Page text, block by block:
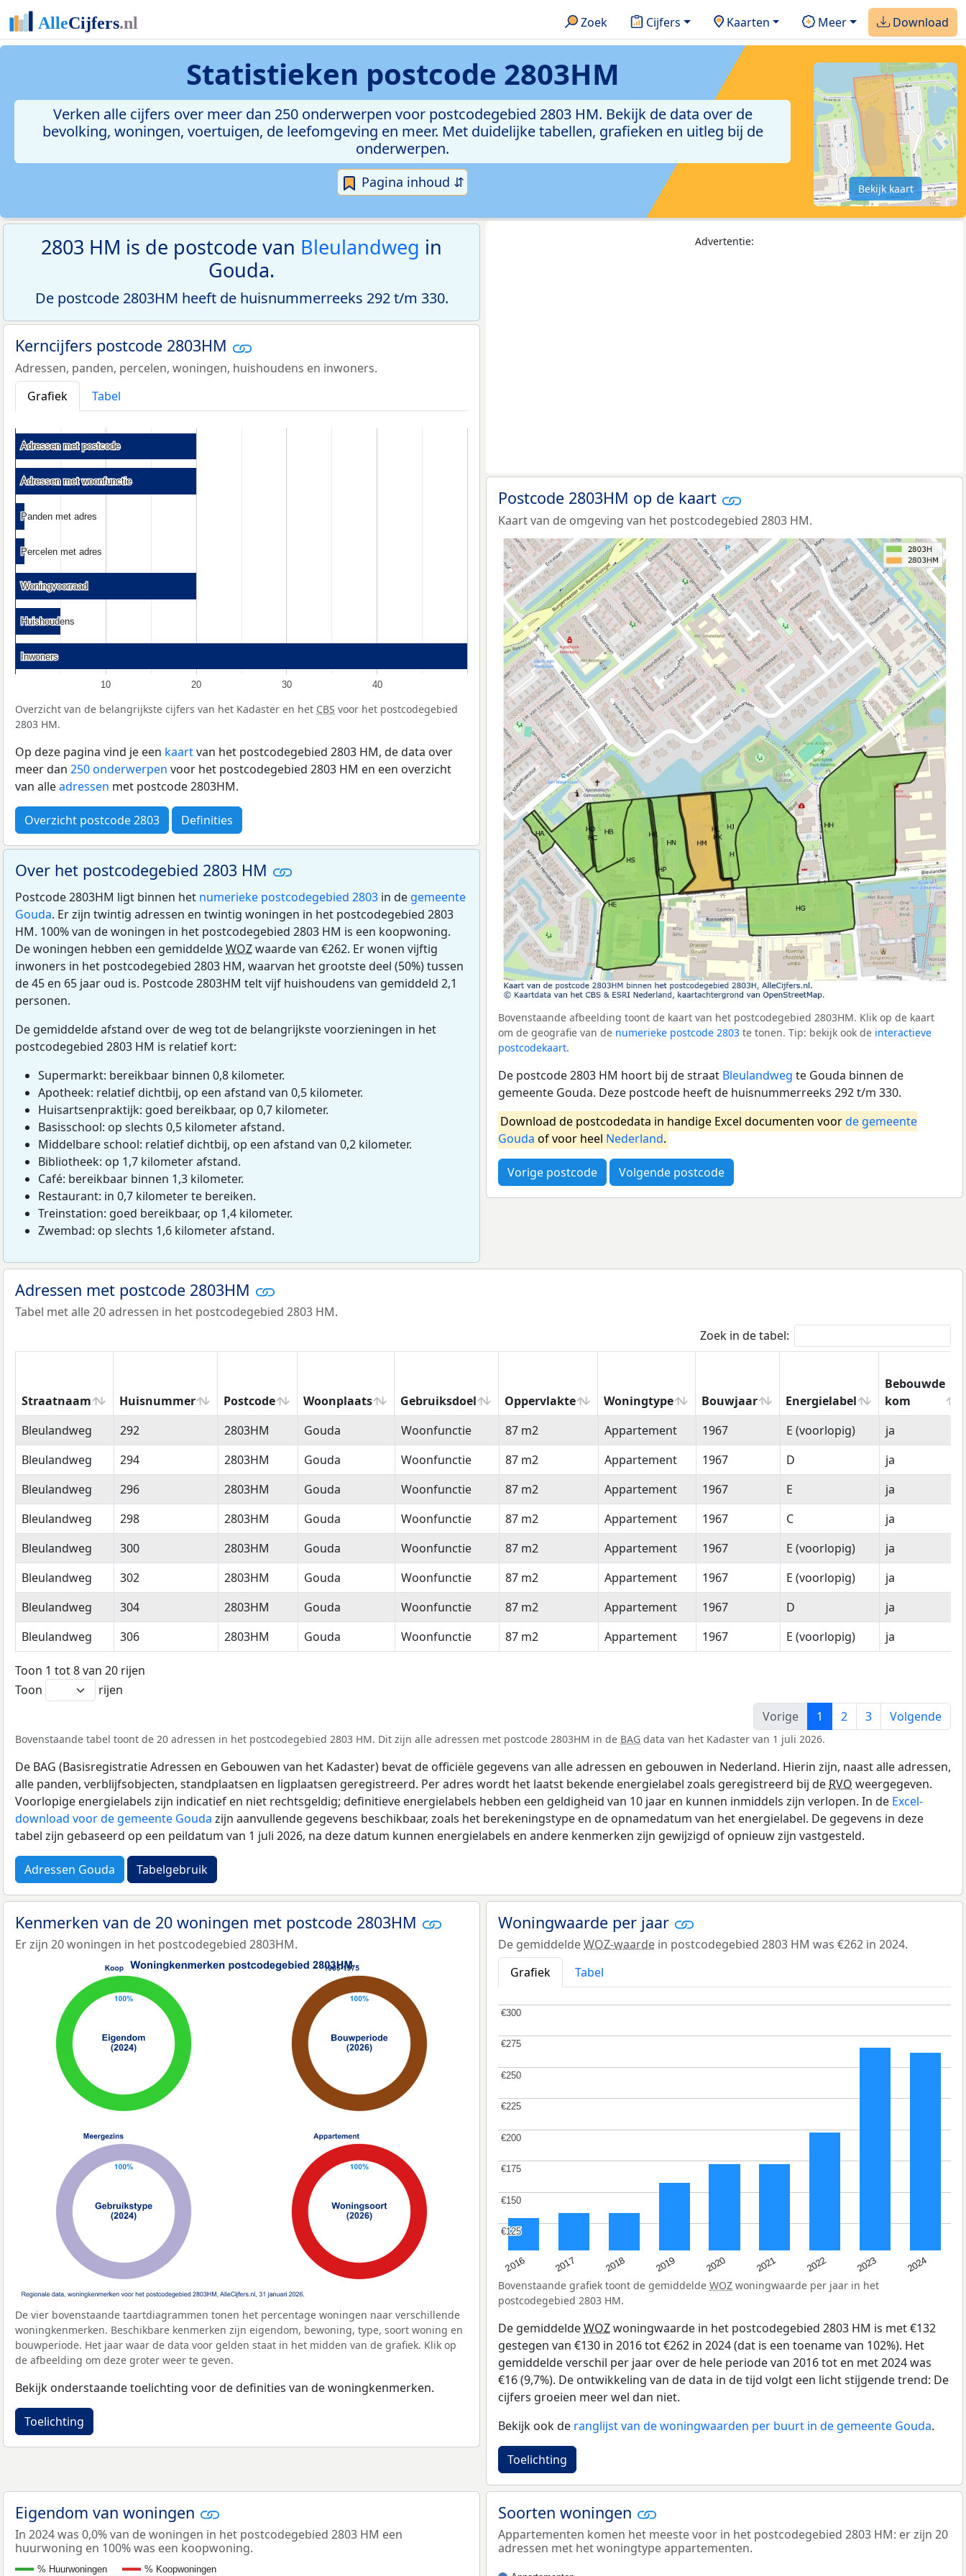
Zoek Cijfers Kaarten Meer Download
Statistieken postcode 2803HM
Verken alle cijfers over meer dan 250 onderwerpen voor postcodegebied 2803 HM. Bekijk de data over de
bevolking, woningen, voertuigen, de leefomgeving en meer. Met duidelijke tabellen, grafieken en uitleg bij de
onderwerpen.
Pagina inhoud ⇵ Bekijk kaart
2803 HM is de postcode van Bleulandweg in
Gouda.
De postcode 2803HM heeft de huisnummerreeks 292 t/m 330.
Kerncijfers postcode 2803HM
Adressen, panden, percelen, woningen, huishoudens en inwoners.
Grafiek
Tabel
10 20 30 40
Adressen met postcode
Adressen met postcode
Adressen met woonfunctie
Adressen met woonfunctie
Panden met adres
Panden met adres
Percelen met adres
Percelen met adres
Woningvoorraad
Woningvoorraad
Huishoudens
Huishoudens
Inwoners
Inwoners
Overzicht van de belangrijkste cijfers van het Kadaster en het CBS voor het postcodegebied
2803 HM.
Op deze pagina vind je een kaartvan het postcodegebied 2803 HM, de data over
meer dan 250 onderwerpen voor het postcodegebied 2803 HM en een overzicht
van alleadressen met postcode 2803HM.
Overzicht postcode 2803 Definities
Over het postcodegebied 2803 HM
Postcode 2803HM ligt binnen het numerieke postcodegebied 2803 in de gemeente
Gouda. Er zijn twintig adressen en twintig woningen in het postcodegebied 2803
HM. 100% van de woningen in het postcodegebied 2803 HM is een koopwoning.
De woningen hebben een gemiddeldeWOZwaarde van €262. Er wonen vijftig
inwoners in het postcodegebied 2803 HM, waarvan het grootste deel (50%) tussen
de 45 en 65 jaar oud is. Postcode 2803HM telt vijf huishoudens van gemiddeld 2,1
personen.
De gemiddelde afstand over de weg tot de belangrijkste voorzieningen in het
postcodegebied 2803 HM is relatief kort:
Supermarkt: bereikbaar binnen 0,8 kilometer.
Apotheek: relatief dichtbij, op een afstand van 0,5 kilometer.
Huisartsenpraktijk: goed bereikbaar, op 0,7 kilometer.
Basisschool: op slechts 0,5 kilometer afstand.
Middelbare school: relatief dichtbij, op een afstand van 0,2 kilometer.
Bibliotheek: op 1,7 kilometer afstand.
Café: bereikbaar binnen 1,3 kilometer.
Restaurant: in 0,7 kilometer te bereiken.
Treinstation: goed bereikbaar, op 1,4 kilometer.
Zwembad: op slechts 1,6 kilometer afstand.
Advertentie:
Postcode 2803HM op de kaart
Kaart van de omgeving van het postcodegebied 2803 HM.
Bovenstaande afbeelding toont de kaart van het postcodegebied 2803HM. Klik op de kaart
om de geografie van de numerieke postcode 2803 te tonen. Tip: bekijk ook de interactieve
postcodekaart.
De postcode 2803 HM hoort bij de straat Bleulandweg te Gouda binnen de
gemeente Gouda. Deze postcode heeft de huisnummerreeks 292 t/m 330.
Download de postcodedata in handige Excel documenten voorde gemeente
Gouda of voor heel Nederland.
Vorige postcode Volgende postcode
Adressen met postcode 2803HM
Tabel met alle 20 adressen in het postcodegebied 2803 HM.
Zoek in de tabel:
Straatnaam Huisnummer Postcode Woonplaats Gebruiksdoel Oppervlakte Woningtype Bouwjaar Energielabel
Bebouwde
kom
Straatnaam
Huisnummer Postcode Woonplaats Gebruiksdoel Oppervlakte Woningtype Bouwjaar Energielabel
Bebouwde
kom
Bleulandweg 292 2803HM Gouda Woonfunctie 87 m2 Appartement 1967 E (voorlopig)
ja
Bleulandweg
294 2803HM Gouda Woonfunctie 87 m2 Appartement 1967 D
ja
Bleulandweg
296 2803HM Gouda Woonfunctie 87 m2 Appartement 1967 E
ja
Bleulandweg
298 2803HM Gouda Woonfunctie 87 m2 Appartement 1967 C
ja
Bleulandweg
300 2803HM Gouda Woonfunctie 87 m2 Appartement 1967 E (voorlopig)
ja
Bleulandweg
302 2803HM Gouda Woonfunctie 87 m2 Appartement 1967 E (voorlopig)
ja
Bleulandweg
304 2803HM Gouda Woonfunctie 87 m2 Appartement 1967 D
ja
Bleulandweg
306 2803HM Gouda Woonfunctie 87 m2 Appartement 1967 E (voorlopig) ja
Toon 1 tot 8 van 20 rijen
Toon
rijen
Vorige
1 2 3 Volgende
Bovenstaande tabel toont de 20 adressen in het postcodegebied 2803 HM. Dit zijn alle adressen met postcode 2803HM in de BAG data van het Kadaster van 1 juli 2026.
De BAG (Basisregistratie Adressen en Gebouwen van het Kadaster) bevat de officiële gegevens van alle adressen en gebouwen in Nederland. Hierin zijn, naast alle adressen,
alle panden, verblijfsobjecten, standplaatsen en ligplaatsen geregistreerd. Per adres wordt het laatst bekende energielabel zoals geregistreerd bij de RVO weergegeven.
Voorlopige energielabels zijn indicatief en niet rechtsgeldig; definitieve energielabels hebben een geldigheid van 10 jaar en kunnen inmiddels zijn verlopen. In de Excel-
download voor de gemeente Gouda zijn aanvullende gegevens beschikbaar, zoals het berekeningstype en de opnamedatum van het energielabel. De gegevens in deze
tabel zijn gebaseerd op een peildatum van 1 juli 2026, na deze datum kunnen energielabels en andere kenmerken zijn gewijzigd of opnieuw zijn vastgesteld.
Adressen Gouda Tabelgebruik
Kenmerken van de 20 woningen met postcode 2803HM
Er zijn 20 woningen in het postcodegebied 2803HM.
De vier bovenstaande taartdiagrammen tonen het percentage woningen naar verschillende
woningkenmerken. Beschikbare kenmerken zijn eigendom, bewoning, type, soort woning en
bouwperiode. Het jaar waar de data voor gelden staat in het midden van de grafiek. Klik op
de afbeelding om deze groter weer te geven.
Bekijk onderstaande toelichting voor de definities van de woningkenmerken.
Toelichting
Woningwaarde per jaar
De gemiddeldeWOZ-waarde in postcodegebied 2803 HM was €262 in 2024.
Grafiek
Tabel
2016 2017 2018 2019 2020 2021 2022 2023 2024
€125
€125
€150
€150
€175
€175
€200
€200
€225
€225
€250
€250
€275
€275
€300
€300
Bovenstaande grafiek toont de gemiddelde WOZ woningwaarde per jaar in het
postcodegebied 2803 HM.
De gemiddeldeWOZwoningwaarde in het postcodegebied 2803 HM is met €132
gestegen van €130 in 2016 tot €262 in 2024 (dat is een toename van 102%). Het
gemiddelde verschil per jaar over de hele periode van 2016 tot en met 2024 was
€16 (9,7%). De ontwikkeling van de data in de tijd volgt een licht stijgende trend: De
cijfers groeien meer wel dan niet.
Bekijk ook de ranglijst van de woningwaarden per buurt in de gemeente Gouda.
Toelichting
Eigendom van woningen
In 2024 was 0,0% van de woningen in het postcodegebied 2803 HM een
huurwoning en 100% was een koopwoning.
% Huurwoningen % Koopwoningen
Soorten woningen
Appartementen komen het meeste voor in het postcodegebied 2803 HM: er zijn 20
adressen met het woningtype appartementen.